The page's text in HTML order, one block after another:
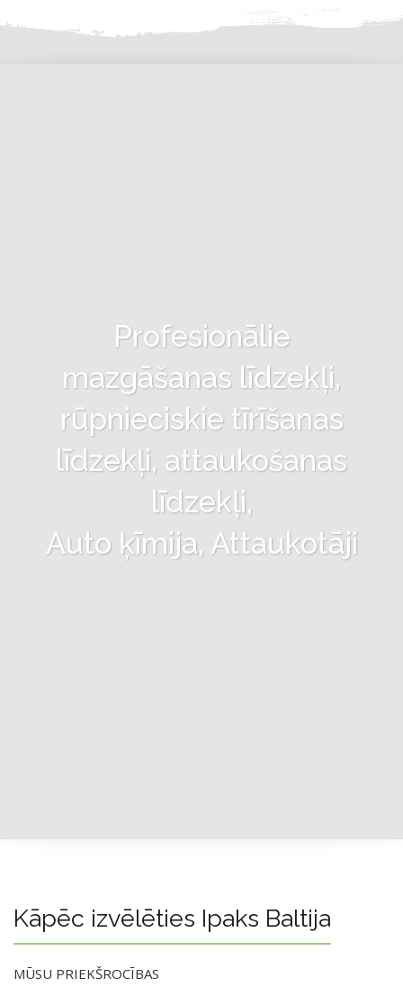
Profesionālie
mazgāšanas līdzekļi,
rūpnieciskie tīrīšanas
līdzekļi, attaukošanas
līdzekļi,
Auto ķīmija, Attaukotāji
Kāpēc izvēlēties Ipaks Baltija
MŪSU PRIEKŠROCĪBAS